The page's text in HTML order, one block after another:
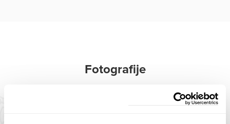
Fotografije